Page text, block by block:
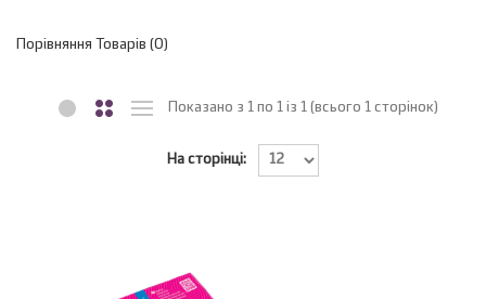
Порівняння Товарів (0)
Показано з 1 по 1 із 1 (всього 1 сторінок)
На сторінці: